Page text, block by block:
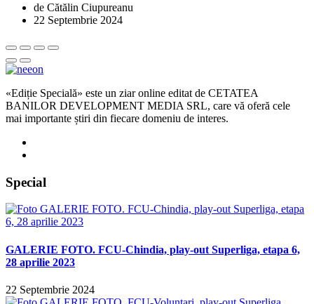
de Cătălin Ciupureanu
22 Septembrie 2024
«Ediție Specială» este un ziar online editat de CETATEA
BANILOR DEVELOPMENT MEDIA SRL, care vă oferă cele
mai importante știri din fiecare domeniu de interes.
Special
GALERIE FOTO. FCU-Chindia, play-out Superliga, etapa 6,
28 aprilie 2023
22 Septembrie 2024